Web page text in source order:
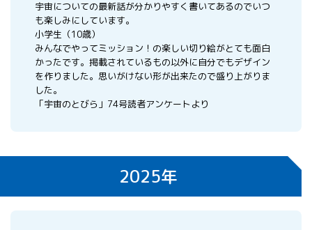
宇宙についての最新話が分かりやすく書いてあるのでいつ
も楽しみにしています。
小学生（10歳）
みんなでやってミッション！の楽しい切り絵がとても面白
かったです。掲載されているもの以外に自分でもデザイン
を作りました。思いがけない形が出来たので盛り上がりま
した。
「宇宙のとびら」74号読者アンケートより
2025年